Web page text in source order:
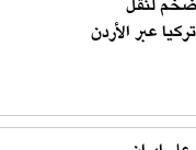
لنقل
عبر الأردن